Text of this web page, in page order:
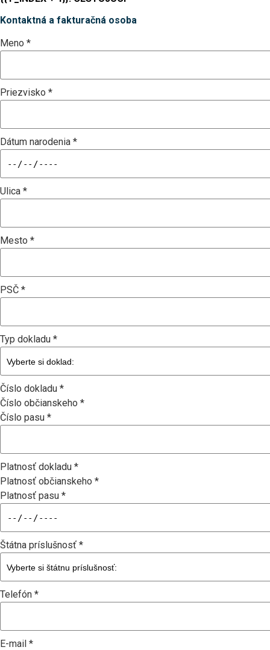
Kontaktná a fakturačná osoba
Meno *
Priezvisko *
Dátum narodenia *
Ulica *
Mesto *
PSČ *
Typ dokladu *
Číslo dokladu *
Číslo občianskeho *
Číslo pasu *
Platnosť dokladu *
Platnosť občianskeho *
Platnosť pasu *
Štátna príslušnosť *
Telefón *
E-mail *